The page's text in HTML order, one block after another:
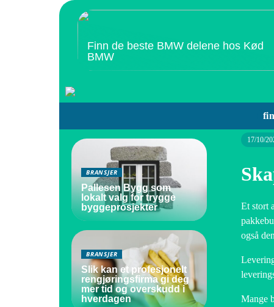
Finn de beste BMW delene hos Kød
BMW
17/10/
Et stort
også
Mange
BRANSJER
Pallesen Bygg som
lokalt valg for trygge
byggeprosjekter
BRANSJER
Slik kan et profesjonelt
rengjøringsfirma gi deg
mer tid og overskudd i
hverdagen